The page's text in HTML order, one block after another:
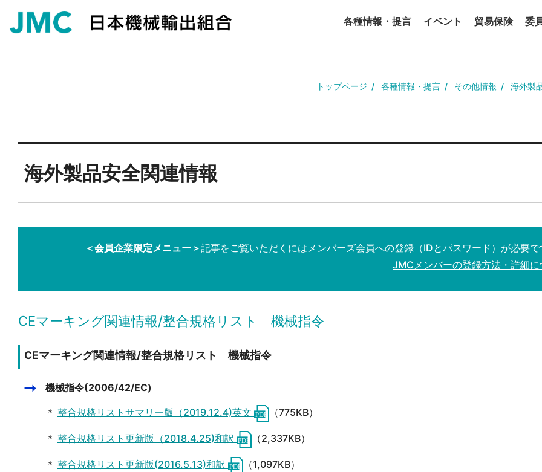
各種情報・提言 イベント 貿易保険 委
トップページ 各種情報・提言 その他情報 海外製
海外製品安全関連情報
＜会員企業限定メニュー＞記事をご覧いただくにはメンバーズ会員への登録（IDとパスワード）が必要で
JMCメンバーの登録方法・詳細
CEマーキング関連情報/整合規格リスト 機械指令
CEマーキング関連情報/整合規格リスト 機械指令
機械指令(2006/42/EC)
＊ 整合規格リストサマリー版（2019.12.4)英文 （775KB）
＊ 整合規格リスト更新版（2018.4.25)和訳 （2,337KB）
＊ 整合規格リスト更新版(2016.5.13)和訳 （1,097KB）